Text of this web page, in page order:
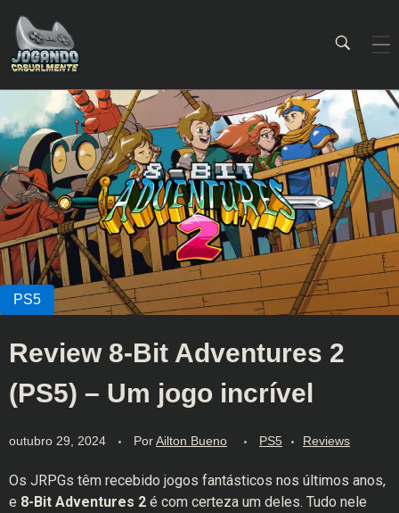
Jogando Casualmente
Review 8-Bit Adventures 2
(PS5) – Um jogo incrível
outubro 29, 2024 PorAilton Bueno PS5 Reviews
Os JRPGs têm recebido jogos fantásticos nos últimos anos,
e 8-Bit Adventures 2 é com certeza um deles. Tudo nele